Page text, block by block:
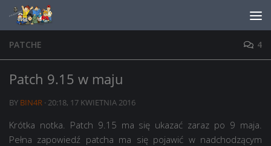
Skip to content
PATCHE 4
Patch 9.15 w maju
BY BIN4R · 20:18, 17 KWIETNIA 2016
Krótka notka. Patch 9.15 ma się ukazać zaraz po 9 maja.
Pełna zapowiedź patcha ma się pojawić w nadchodzącym